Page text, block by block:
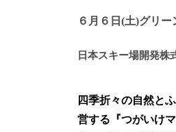
６月６日(土)グリー
日本スキー場開発株
四季折々の自然と
営する『つがいけ